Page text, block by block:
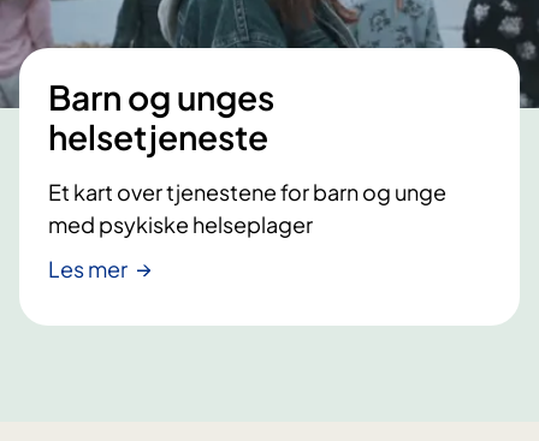
Barn og unges
helsetjeneste
Et kart over tjenestene for barn og unge
med psykiske helseplager
Les mer